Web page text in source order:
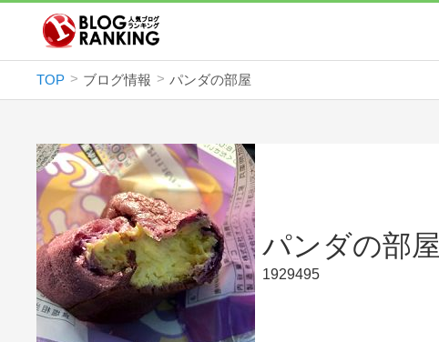
TOP ブログ情報 パンダの部屋
パンダの部屋
1929495